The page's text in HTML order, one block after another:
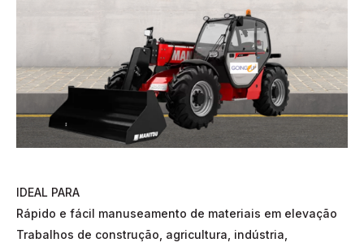
IDEAL PARA
Rápido e fácil manuseamento de materiais em elevação
Trabalhos de construção, agricultura, indústria,